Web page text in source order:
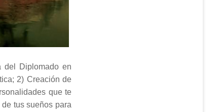
del Diplomado en
2) Creación de
que te
tus sueños para